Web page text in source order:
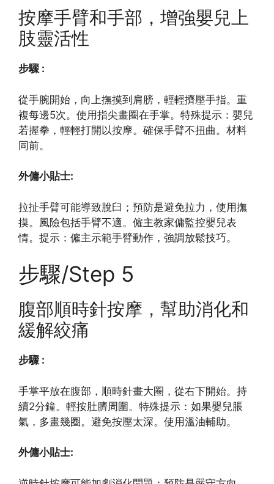
按摩手臂和手部，增強嬰兒上
肢靈活性
步驟 :
從手腕開始，向上撫摸到肩膀，輕輕擠壓手指。重
複每邊5次。使用指尖畫圈在手掌。特殊提示：嬰兒
若握拳，輕輕打開以按摩。確保手臂不扭曲。材料
同前。
外傭小貼士:
拉扯手臂可能導致脫臼；預防是避免拉力，使用撫
摸。風險包括手臂不適。僱主教家傭監控嬰兒表
情。提示：僱主示範手臂動作，強調放鬆技巧。
步驟/Step 5
腹部順時針按摩，幫助消化和
緩解絞痛
步驟 :
手掌平放在腹部，順時針畫大圈，從右下開始。持
續2分鐘。輕按肚臍周圍。特殊提示：如果嬰兒脹
氣，多畫幾圈。避免按壓太深。使用溫油輔助。
外傭小貼士: